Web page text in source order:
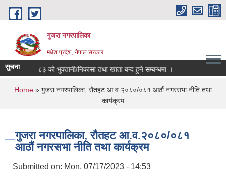
Skip to main content
गुजरा नगरपालिका
मधेश प्रदेश, नेपाल सरकार
सुचना
आ.व ०८२/८३ को भु्क्तानी/निकासा तथा खाता बन्द हुने सम्बन्धमा ।
You are here
Home » गुजरा नगरपालिका, रौतहट आ.व.२०८०/०८१ आठौं नगरसभा नीति तथा
कार्यक्रम
गुजरा नगरपालिका, रौतहट आ.व.२०८०/०८१
आठौं नगरसभा नीति तथा कार्यक्रम
Submitted on: Mon, 07/17/2023 - 14:53